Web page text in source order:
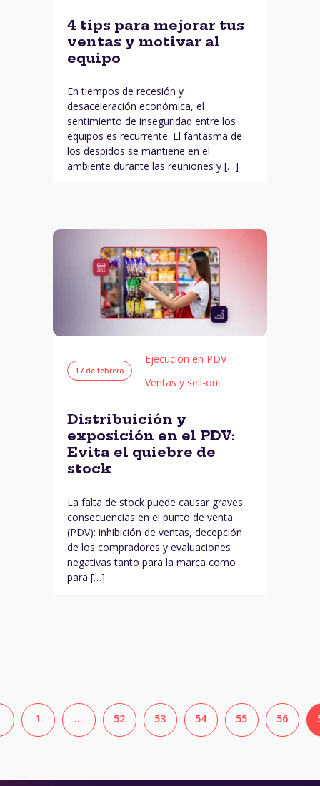
4 tips para mejorar tus
ventas y motivar al
equipo
En tiempos de recesión y
desaceleración económica, el
sentimiento de inseguridad entre los
equipos es recurrente. El fantasma de
los despidos se mantiene en el
ambiente durante las reuniones y […]
17 de febrero
Ejecución en PDV
Ventas y sell-out
Distribuición y
exposición en el PDV:
Evita el quiebre de
stock
La falta de stock puede causar graves
consecuencias en el punto de venta
(PDV): inhibición de ventas, decepción
de los compradores y evaluaciones
negativas tanto para la marca como
para […]
1 … 52 53 54 55 56